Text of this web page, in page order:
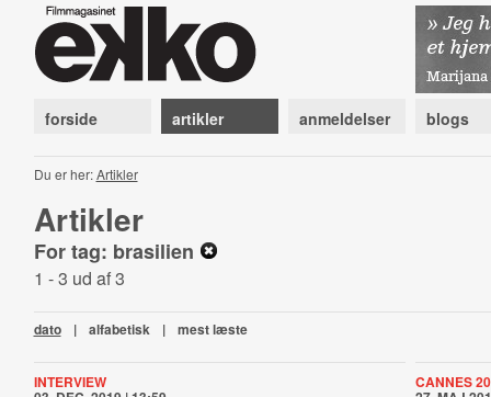
forside artikler anmeldelser blogs
Du er her:Artikler
Artikler
For tag: brasilien
1 - 3 ud af 3
dato | alfabetisk | mest læste
INTERVIEW CANNES